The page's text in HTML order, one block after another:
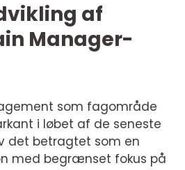
af
Manager-
som fagområde
i løbet af de seneste
det betragtet som en
med begrænset fokus på